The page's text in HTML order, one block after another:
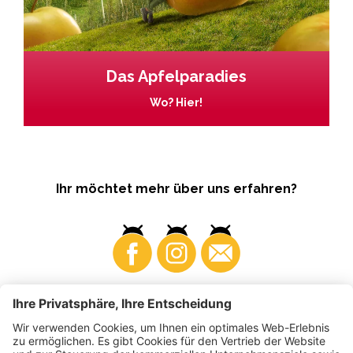
Das Apfelparadies
Wo? Hier!
Ihr möchtet mehr über uns erfahren?
Business Produzenten